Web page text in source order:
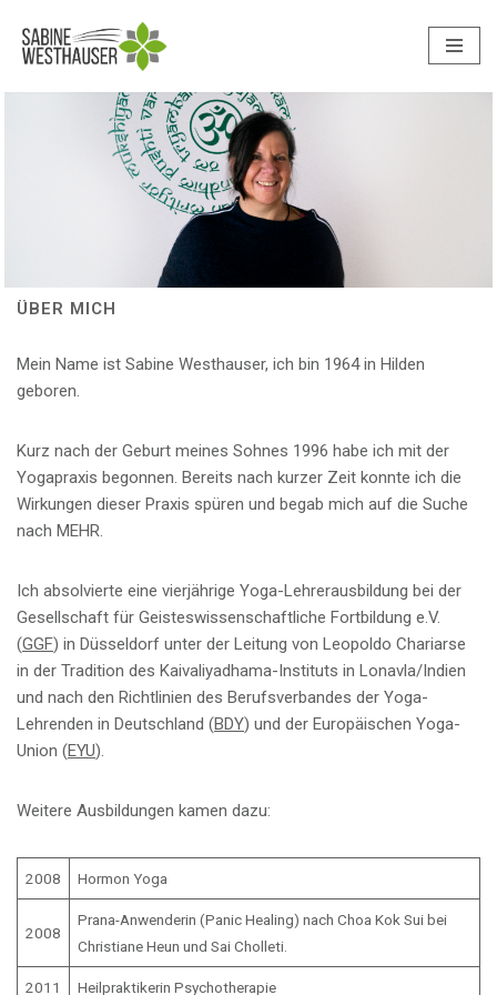
Zum
ÜBER MICH
Mein Name ist Sabine Westhauser, ich bin 1964 in Hilden
geboren.
Kurz nach der Geburt meines Sohnes 1996 habe ich mit der
Yogapraxis begonnen. Bereits nach kurzer Zeit konnte ich die
Wirkungen dieser Praxis spüren und begab mich auf die Suche
nach MEHR.
Ich absolvierte eine vierjährige Yoga-Lehrerausbildung bei der
Gesellschaft für Geisteswissenschaftliche Fortbildung e.V.
(GGF) in Düsseldorf unter der Leitung von Leopoldo Chariarse
in der Tradition des Kaivaliyadhama-Instituts in Lonavla/Indien
und nach den Richtlinien des Berufsverbandes der Yoga-
Lehrenden in Deutschland (BDY) und der Europäischen Yoga-
Union (EYU).
Weitere Ausbildungen kamen dazu:
2008 Hormon Yoga
2008
Prana-Anwenderin (Panic Healing) nach Choa Kok Sui bei
Christiane Heun und Sai Cholleti.
2011 Heilpraktikerin Psychotherapie